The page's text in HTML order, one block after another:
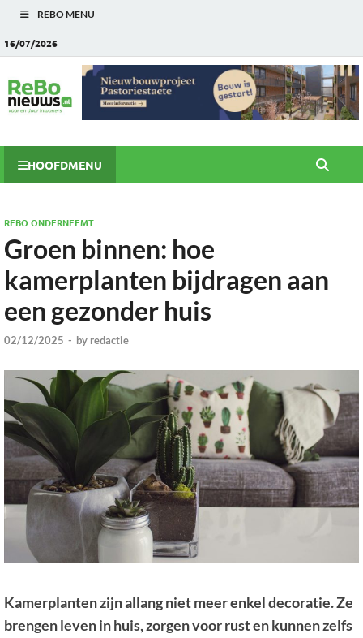
REBO MENU
16/07/2026
HOOFDMENU
REBO ONDERNEEMT
Groen binnen: hoe
kamerplanten bijdragen aan
een gezonder huis
02/12/2025 - by redactie
Kamerplanten zijn allang niet meer enkel decoratie. Ze
brengen leven in huis, zorgen voor rust en kunnen zelfs